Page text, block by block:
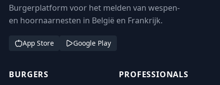
Burgerplatform voor het melden van wespen-
en hoornaarnesten in België en Frankrijk.
App Store Google Play
BURGERS
PROFESSIONALS